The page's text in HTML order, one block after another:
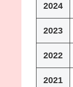
2024
2023
2022
2021